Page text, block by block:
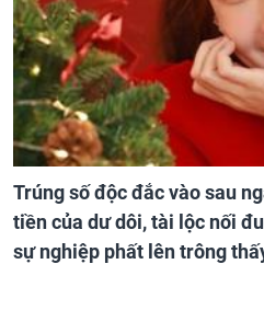
Trúng số độc đắc vào sau
tiền của dư dôi, tài lộc nối
sự nghiệp phất lên trông